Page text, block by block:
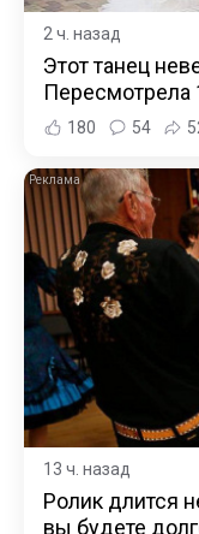
2 ч. назад
Этот танец
Пересмотрела
180 54
13 ч. назад
Ролик длится
вы будете